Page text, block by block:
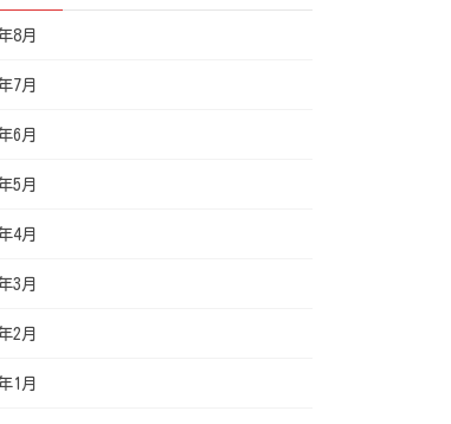
8月
7月
6月
5月
4月
3月
2月
1月